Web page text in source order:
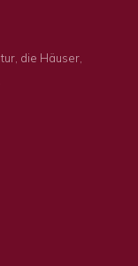
die Häuser,